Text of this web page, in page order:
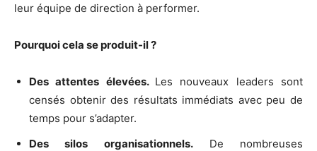
leur équipe de direction à performer.
Pourquoi cela se produit-il ?
Des attentes élevées. Les nouveaux leaders sont
censés obtenir des résultats immédiats avec peu de
temps pour s’adapter.
Des silos organisationnels.De nombreuses